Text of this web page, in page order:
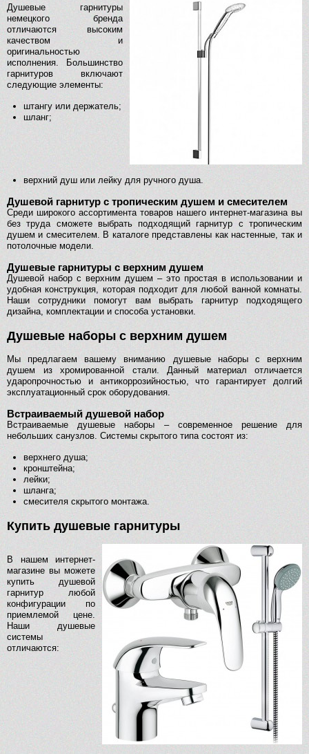
Душевые гарнитуры
немецкого бренда
отличаются высоким
качеством и
оригинальностью
исполнения. Большинство
гарнитуров включают
следующие элементы:
штангу или держатель;
шланг;
верхний душ или лейку для ручного душа.
Душевой гарнитур с тропическим душем и смесителем
Среди широкого ассортимента товаров нашего интернет-магазина вы
без труда сможете выбрать подходящий гарнитур с тропическим
душем и смесителем. В каталоге представлены как настенные, так и
потолочные модели.
Душевые гарнитуры с верхним душем
Душевой набор с верхним душем – это простая в использовании и
удобная конструкция, которая подходит для любой ванной комнаты.
Наши сотрудники помогут вам выбрать гарнитур подходящего
дизайна, комплектации и способа установки.
Душевые наборы с верхним душем
Мы предлагаем вашему вниманию душевые наборы с верхним
душем из хромированной стали. Данный материал отличается
ударопрочностью и антикоррозийностью, что гарантирует долгий
эксплуатационный срок оборудования.
Встраиваемый душевой набор
Встраиваемые душевые наборы – современное решение для
небольших санузлов. Системы скрытого типа состоят из:
верхнего душа;
кронштейна;
лейки;
шланга;
смесителя скрытого монтажа.
Купить душевые гарнитуры
В нашем интернет-
магазине вы можете
купить душевой
гарнитур любой
конфигурации по
приемлемой цене.
Наши душевые
системы
отличаются: